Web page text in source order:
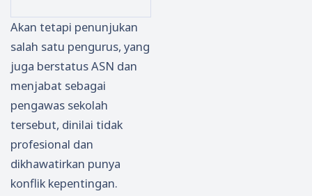
ai
Panc
er
Door
Belu
Dite
muka
Tanp
a
Busa
na di
Telen
Pacit
an
Warg
a
Masy
araka
royon
Bersi
hkan
a
Malin
g
Gasa
Peng
g di
RSUD
Akan tetapi penunjukan
salah satu pengurus, yang
juga berstatus ASN dan
menjabat sebagai
pengawas sekolah
tersebut, dinilai tidak
profesional dan
dikhawatirkan punya
konflik kepentingan.